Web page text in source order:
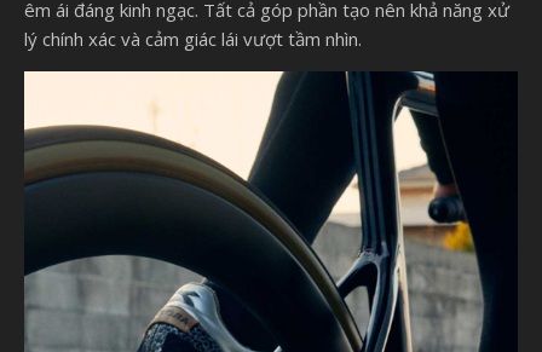
êm ái đáng kinh ngạc. Tất cả góp phần tạo nên khả năng xử
lý chính xác và cảm giác lái vượt tầm nhìn.